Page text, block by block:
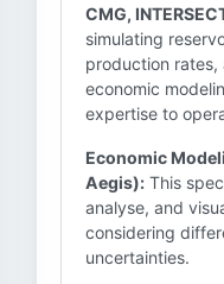
CMG,
simulating
production
economic
expertise to
Economic
Aegis): This
analyse, and
considering
uncertainties.